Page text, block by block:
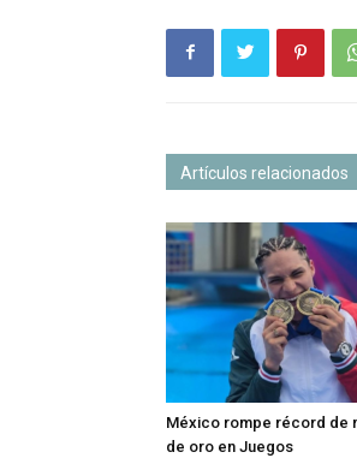
Artículos relacionados
México rompe récord de
de oro en Juegos